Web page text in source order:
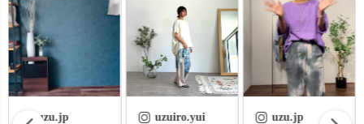
uzuiro.yui
uzu.jp
uzuiro.oreo